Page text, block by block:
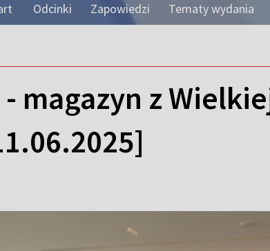
Odcinki Zapowiedzi Tematy wydania
magazyn z